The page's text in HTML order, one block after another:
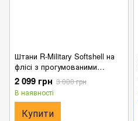
Штани R-Military Softshell на
флісі з прогумованими
блискавками койот розмір S
2 099 грн 3 000 грн
В наявності
Купити